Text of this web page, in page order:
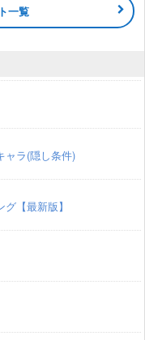
一覧
ャラ(隠し条件)
【最新版】